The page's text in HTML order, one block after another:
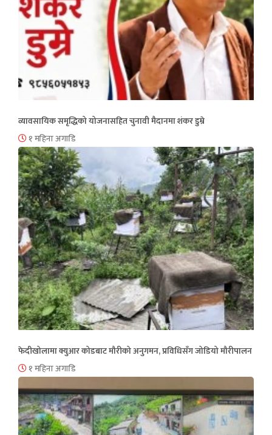
व्यावसायिक समृद्धिको योजनासहित चुनावी मैदानमा शंकर डुम्रे
१ महिना अगाडि
फेदीखोलामा क्युआर कोडबाट मौरीको अनुगमन, प्रविधिसँग जोडियो मौरीपालन
१ महिना अगाडि